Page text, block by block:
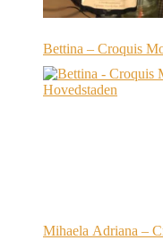
Bettina – Croquis
Mihaela Adriana –